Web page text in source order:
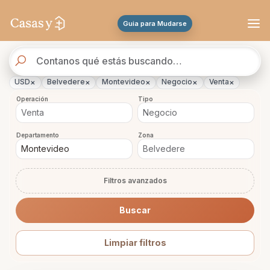
Guia para Mudarse
de
propiedades
USD× Belvedere× Montevideo× Negocio× Venta×
Operación Tipo
Departamento Zona
Filtros avanzados
Buscar
Limpiar filtros